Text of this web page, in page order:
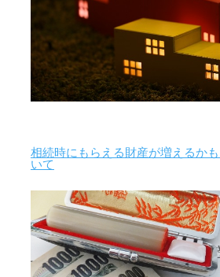
相続時にもらえる財産が増えるか
いて